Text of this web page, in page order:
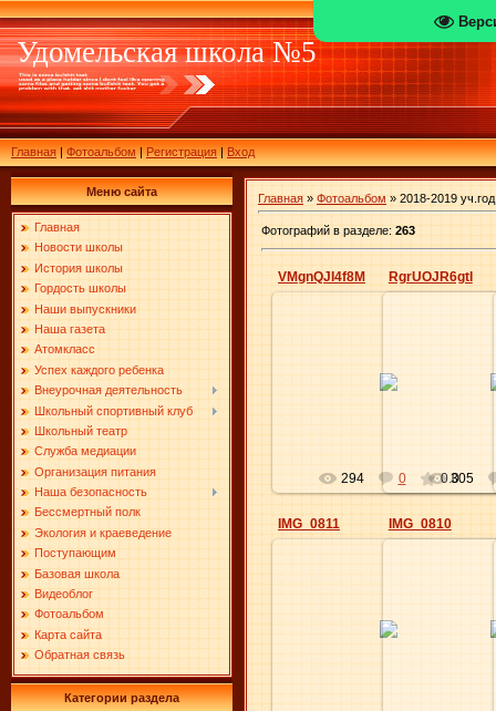
Удомельская школа №5
Главная|Фотоальбом|Регистрация|Вход
Меню сайта
Главная
Новости школы
История школы
Гордость школы
Наши выпускники
Наша газета
Атомкласс
Успех каждого ребенка
Внеурочная деятельность
Школьный спортивный клуб
Школьный театр
Служба медиации
Организация питания
Наша безопасность
Бессмертный полк
Экология и краеведение
Поступающим
Базовая школа
Видеоблог
Фотоальбом
Карта сайта
Обратная связь
Категории раздела
Главная » Фотоальбом » 2018-2019 уч.год
Фотографий в разделе: 263
VMgnQJI4f8M
294 0 0.0
RgrUOJR6gtI
305
IMG_0811 IMG_0810